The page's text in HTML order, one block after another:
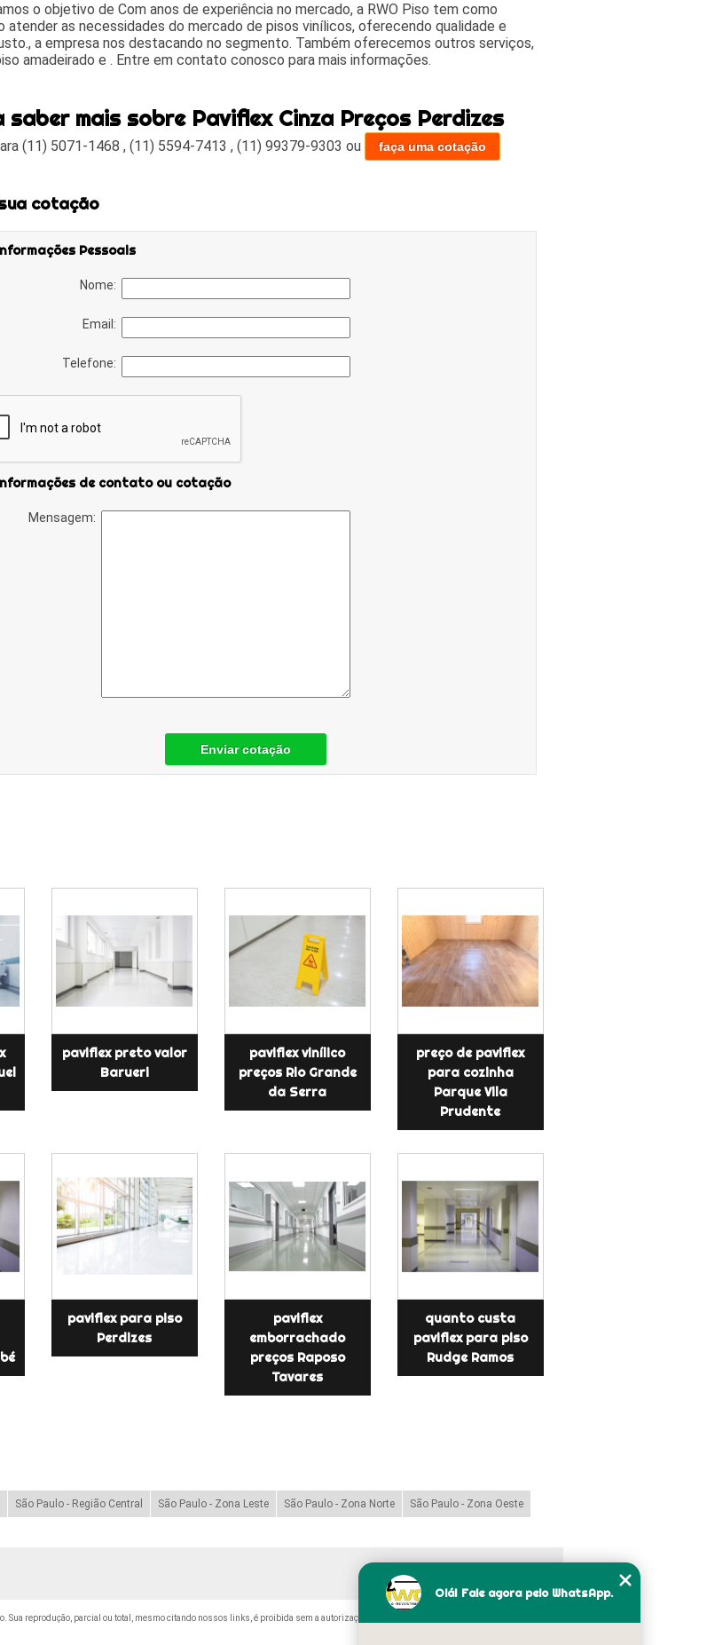
o objetivo de Com anos de experiência no mercado, a RWO Piso tem como
atender as necessidades do mercado de pisos vinílicos, oferecendo qualidade e
a empresa nos destacando no segmento. Também oferecemos outros serviços,
amadeirado e . Entre em contato conosco para mais informações.
saber mais sobre Paviflex Cinza Preços Perdizes
(11) 5071-1468 , (11) 5594-7413 , (11) 99379-9303 ou faça uma cotação
cotação
Pessoais
Nome:
Email:
Telefone:
de contato ou cotação
Mensagem:
Enviar cotação
paviflex preto valor
Barueri
paviflex vinílico
preços Rio Grande
da Serra
preço de paviflex
para cozinha
Parque Vila
Prudente
paviflex para piso
Perdizes
paviflex
emborrachado
preços Raposo
Tavares
quanto custa
paviflex para piso
Rudge Ramos
São Paulo - Região Central São Paulo - Zona Leste São Paulo - Zona Norte São Paulo - Zona Oeste
Sua reprodução, parcial ou total, mesmo citando nossos links, é proibida sem a autorização do autor. Crime de violação de direito autoral –
Olá! Fale agora pelo WhatsApp.